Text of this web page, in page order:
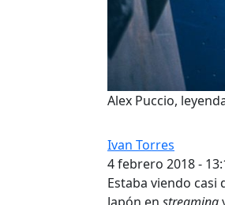
Alex Puccio,
Ivan Torres
4 febrero 2018 -
Estaba viendo